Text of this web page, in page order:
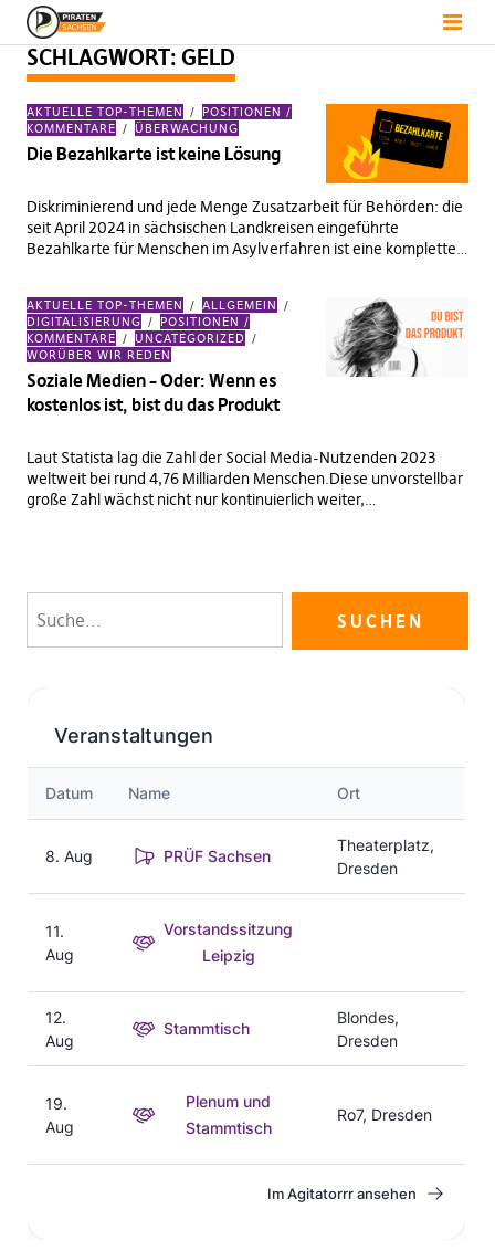
SCHLAGWORT: GELD
AKTUELLE TOP-THEMEN
POSITIONEN /
KOMMENTARE
ÜBERWACHUNG
Die Bezahlkarte ist keine Lösung
Diskriminierend und jede Menge Zusatzarbeit für Behörden: die
seit April 2024 in sächsischen Landkreisen eingeführte
Bezahlkarte für Menschen im Asylverfahren ist eine komplette…
AKTUELLE TOP-THEMEN
ALLGEMEIN
DIGITALISIERUNG
POSITIONEN /
KOMMENTARE
UNCATEGORIZED
WORÜBER WIR REDEN
Soziale Medien – Oder: Wenn es
kostenlos ist, bist du das Produkt
Laut Statista lag die Zahl der Social Media-Nutzenden 2023
weltweit bei rund 4,76 Milliarden Menschen.Diese unvorstellbar
große Zahl wächst nicht nur kontinuierlich weiter,…